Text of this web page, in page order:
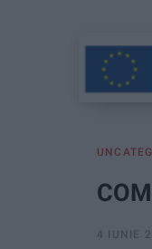
4 IUNIE